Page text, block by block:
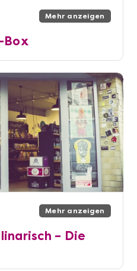
Mehr anzeigen
Box
Mehr anzeigen
– Die